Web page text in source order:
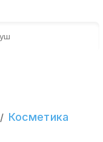
/ Косметика